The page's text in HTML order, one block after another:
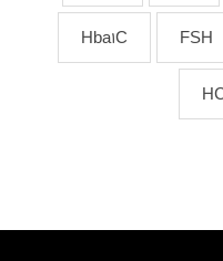
FSH
Hba1C